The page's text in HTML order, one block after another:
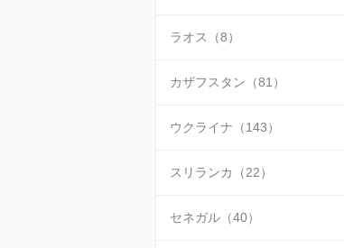
ラオス（8）
カザフスタン（81）
ウクライナ（143）
スリランカ（22）
セネガル（40）